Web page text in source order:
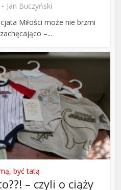
Jan Buczyński
Miłości może nie brzmi
–...
być tatą
– czyli o ciąży